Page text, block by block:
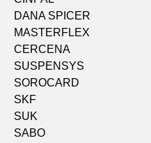
DANA SPICER
MASTERFLEX
CERCENA
SUSPENSYS
SOROCARD
SKF
SUK
SABO